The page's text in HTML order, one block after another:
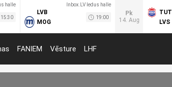
halle
15:30
Inbox.LV ledus halle
LVB
MOG
19:00
Pk
14. Aug
TUT
LVS
FANIEM Vēsture LHF